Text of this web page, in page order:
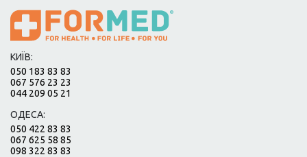
КИЇВ:
050 183 83 83
067 576 23 23
044 209 05 21
ОДЕСА:
050 422 83 83
067 625 58 85
098 322 83 83